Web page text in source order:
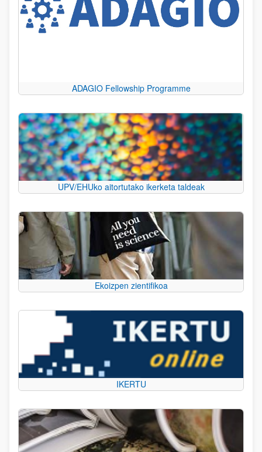
ADAGIO Fellowship Programme
UPV/EHUko aitortutako ikerketa taldeak
Ekoizpen zientifikoa
IKERTU